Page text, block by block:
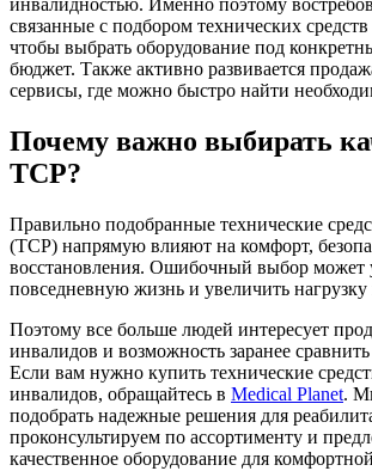
инвалидностью. Именно поэтому
связанные с подбором технических
чтобы выбрать оборудование под
бюджет. Также активно развивается
сервисы, где можно быстро найти
Почему важно выбирать
ТСР?
Правильно подобранные технические
(ТСР) напрямую влияют на комфорт,
восстановления. Ошибочный выбор может
повседневную жизнь и увеличить нагрузку
Поэтому все больше людей интересует
инвалидов и возможность заранее
Если вам нужно купить технические
инвалидов, обращайтесь в Medical Planet.
подобрать надежные решения для
проконсультируем по ассортименту и
качественное оборудование для